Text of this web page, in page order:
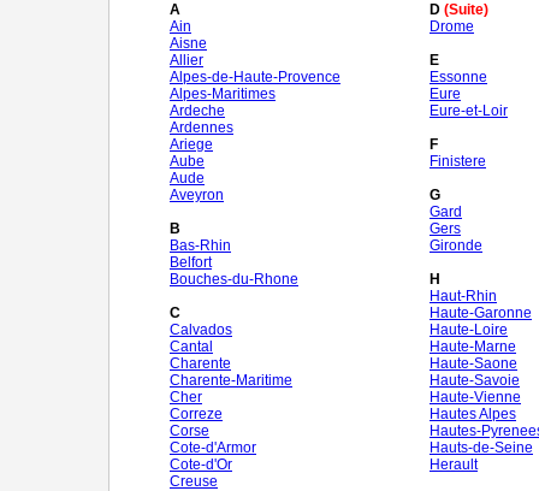
A
Ain
Aisne
Allier
Alpes-de-Haute-Provence
Alpes-Maritimes
Ardeche
Ardennes
Ariege
Aube
Aude
Aveyron
B
Bas-Rhin
Belfort
Bouches-du-Rhone
C
Calvados
Cantal
Charente
Charente-Maritime
Cher
Correze
Corse
Cote-d'Armor
Cote-d'Or
Creuse
D (Suite)
Drome
E
Essonne
Eure
Eure-et-Loir
F
Finistere
G
Gard
Gers
Gironde
H
Haut-Rhin
Haute-Garonne
Haute-Loire
Haute-Marne
Haute-Saone
Haute-Savoie
Haute-Vienne
Hautes Alpes
Hautes-
Hauts-de-Seine
Herault